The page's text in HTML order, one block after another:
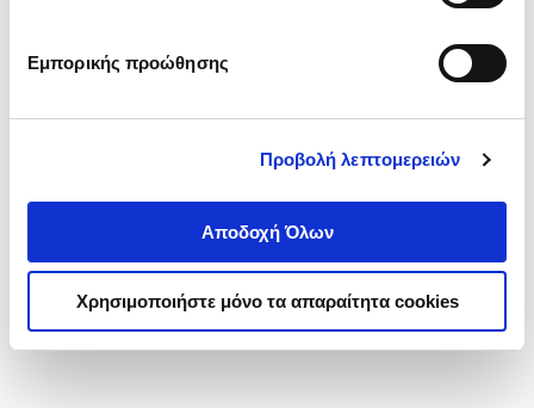
Εμπορικής προώθησης
Προβολή λεπτομερειών
Αποδοχή Όλων
Χρησιμοποιήστε μόνο τα απαραίτητα cookies